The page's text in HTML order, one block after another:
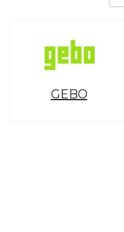
GEBO